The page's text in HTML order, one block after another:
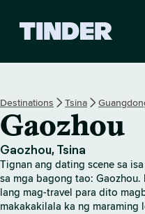
r
o
e
Destinations Tsina
Gaozhou
Gaozhou, Tsina
Tignan ang dating scene sa
sa mga bagong tao:
lang mag-travel para dito
makakakilala ka ng maraming